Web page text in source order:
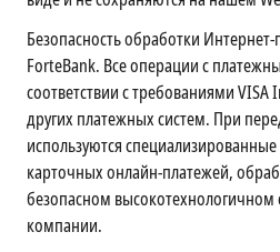
Безопасность обработки
ForteBank. Все операции с
соответствии с требованиями
других платежных систем. При
используются
карточных онлайн-платежей,
безопасном высокотехнологичном
компании.